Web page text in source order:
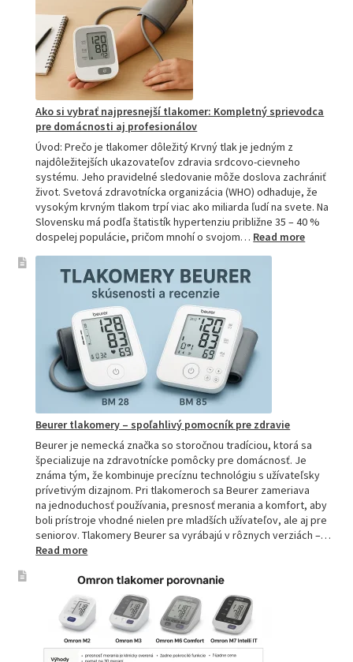
prečo
je
hitom
na
Slovensku?
Ako si vybrať najpresnejší tlakomer: Kompletný sprievodca
pre domácnosti aj profesionálov
Úvod: Prečo je tlakomer dôležitý Krvný tlak je jedným z
najdôležitejších ukazovateľov zdravia srdcovo-cievneho
systému. Jeho pravidelné sledovanie môže doslova zachrániť
život. Svetová zdravotnícka organizácia (WHO) odhaduje, že
vysokým krvným tlakom trpí viac ako miliarda ľudí na svete. Na
Slovensku má podľa štatistík hypertenziu približne 35 – 40 %
dospelej populácie, pričom mnohí o svojom… Read more:
Beurer tlakomery – spoľahlivý pomocník pre zdravie
Beurer je nemecká značka so storočnou tradíciou, ktorá sa
špecializuje na zdravotnícke pomôcky pre domácnosť. Je
známa tým, že kombinuje precíznu technológiu s užívateľsky
prívetivým dizajnom. Pri tlakomeroch sa Beurer zameriava
na jednoduchosť používania, presnosť merania a komfort, aby
boli prístroje vhodné nielen pre mladších užívateľov, ale aj pre
seniorov. Tlakomery Beurer sa vyrábajú v rôznych verziách –…
Read more:
tlakomery
spoľahlivý
pomocník
pre
zdravie